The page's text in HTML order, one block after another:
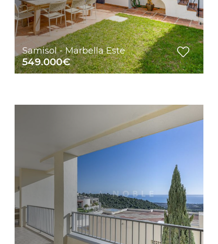
Samisol - Marbella Este
549.000€